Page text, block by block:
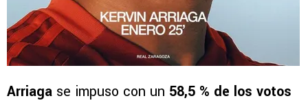
Arriaga se impuso con un 58,5 % de los votos